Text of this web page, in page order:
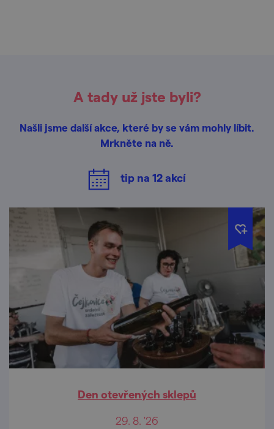
A tady už jste byli?
Našli jsme další akce, které by se vám mohly líbit.
Mrkněte na ně.
tip na 12akcí
Den otevřených sklepů
29. 8. '26